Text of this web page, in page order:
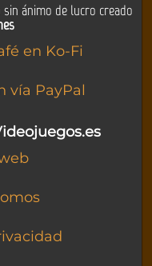
ánimo de lucro creado
en Ko-Fi
vía PayPal